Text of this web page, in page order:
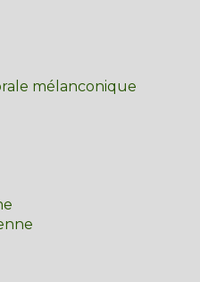
mélanconique